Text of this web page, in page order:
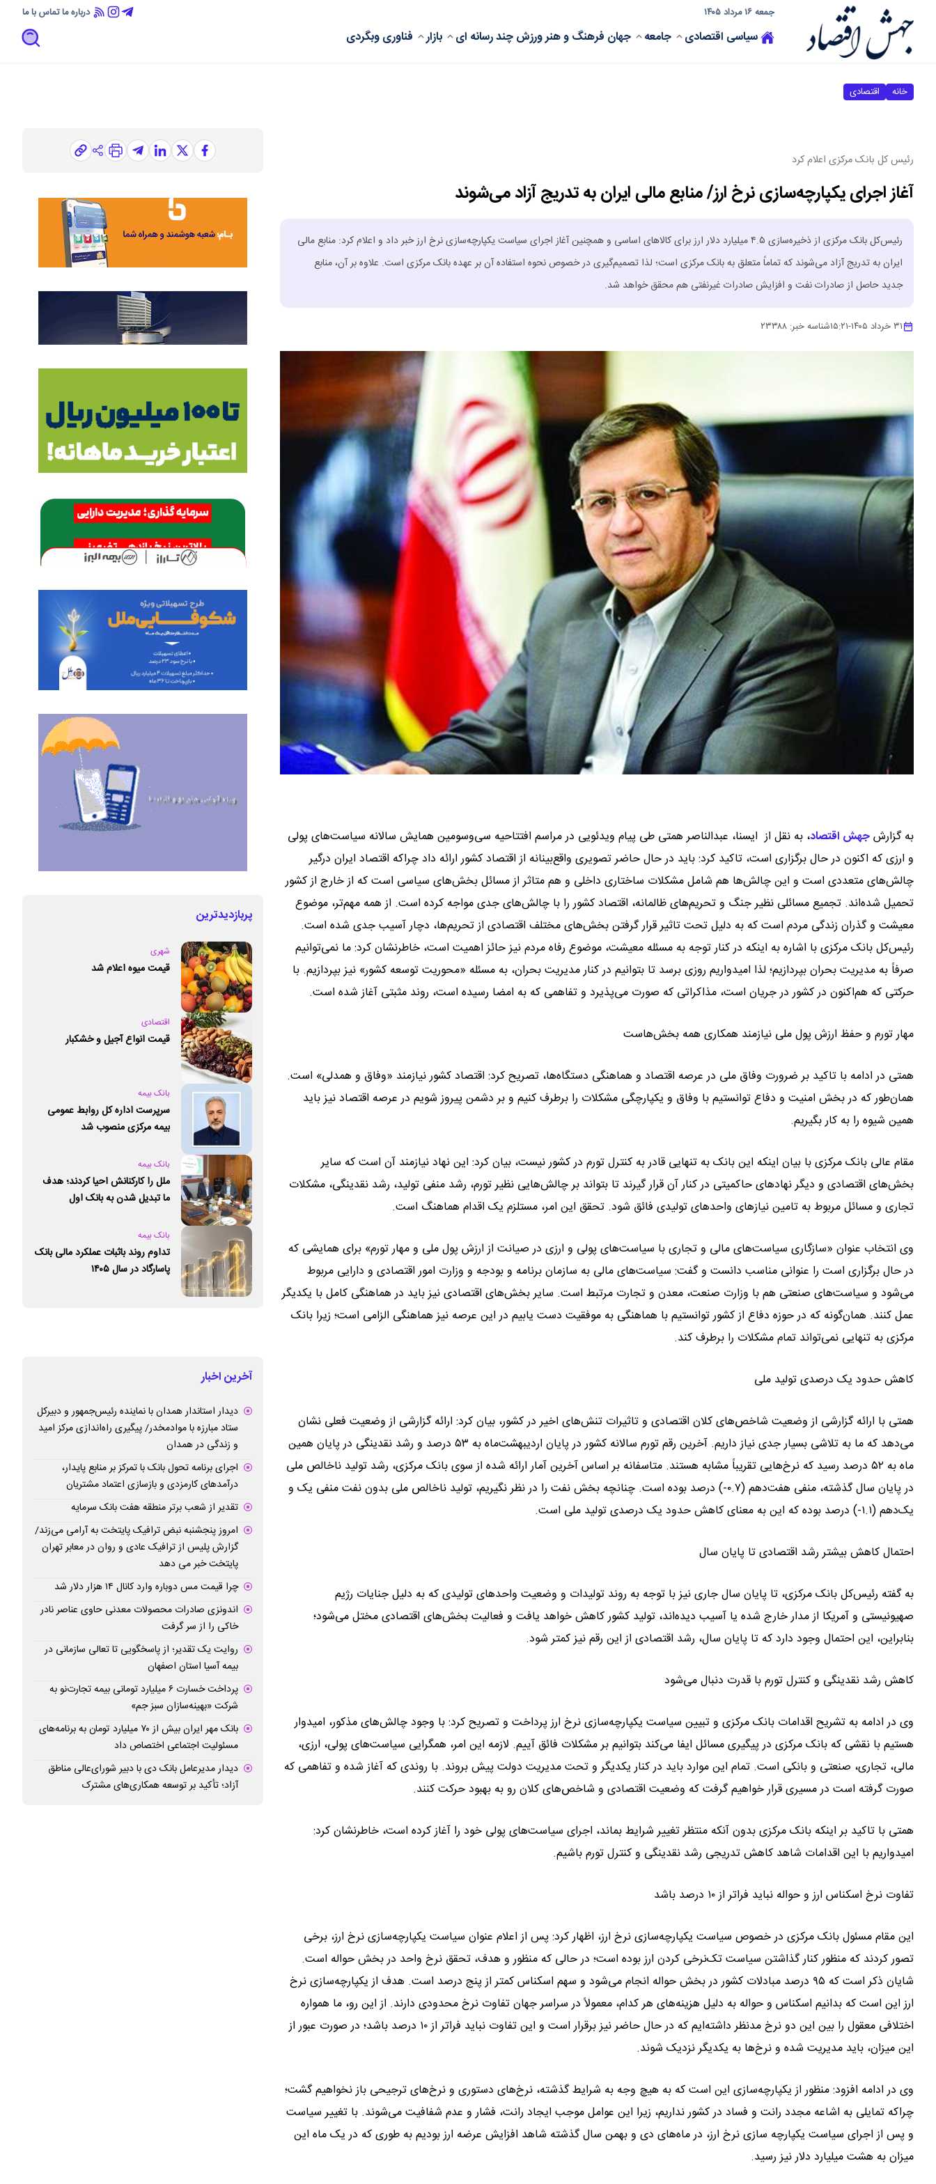
جمعه ۱۶ مرداد ۱۴۰۵ درباره ماتماس با ما
سیاسی اقتصادی جامعه جهان فرهنگ و هنرورزشچند رسانه ای بازار فناوریوبگردی
خانه اقتصادی
رئیس‌ کل بانک مرکزی اعلام کرد
آغاز اجرای یکپارچه‌سازی نرخ ارز/ منابع مالی ایران به تدریج آزاد می‌شوند
رئیس‌کل بانک مرکزی از ذخیره‌سازی ۴.۵ میلیارد دلار ارز برای کالاهای اساسی و همچنین آغاز اجرای سیاست یکپارچه‌سازی نرخ ارز خبر داد و اعلام کرد: منابع مالی
ایران به تدریج آزاد می‌شوند که تماماً متعلق به بانک مرکزی است؛ لذا تصمیم‌گیری در خصوص نحوه استفاده آن بر عهده بانک مرکزی است. علاوه بر آن، منابع
جدید حاصل از صادرات نفت و افزایش صادرات غیرنفتی هم محقق خواهد شد.
۳۱ خرداد ۱۴۰۵ -۱۵:۲۱شناسه خبر: ۲۳۳۸۸
به گزارشجهش اقتصاد، به نقل از ایسنا، عبدالناصر همتی طی پیام ویدئویی در مراسم افتتاحیه سی‌وسومین همایش سالانه سیاست‌های پولی
و ارزی که اکنون در حال برگزاری است، تاکید کرد: باید در حال حاضر تصویری واقع‌بینانه از اقتصاد کشور ارائه داد چراکه اقتصاد ایران درگیر
چالش‌های متعددی است و این چالش‌ها هم شامل مشکلات ساختاری داخلی و هم متاثر از مسائل بخش‌های سیاسی است که از خارج از کشور
تحمیل شده‌اند. تجمیع مسائلی نظیر جنگ و تحریم‌های ظالمانه، اقتصاد کشور را با چالش‌های جدی مواجه کرده است. از همه مهم‌تر، موضوع
معیشت و گذران زندگی مردم است که به دلیل تحت تاثیر قرار گرفتن بخش‌های مختلف اقتصادی از تحریم‌ها، دچار آسیب جدی شده است.
رئیس‌کل بانک مرکزی با اشاره به اینکه در کنار توجه به مسئله معیشت، موضوع رفاه مردم نیز حائز اهمیت است، خاطرنشان کرد: ما نمی‌توانیم
صرفاً به مدیریت بحران بپردازیم؛ لذا امیدواریم روزی برسد تا بتوانیم در کنار مدیریت بحران، به مسئله «محوریت توسعه کشور» نیز بپردازیم. با
حرکتی که هم‌اکنون در کشور در جریان است، مذاکراتی که صورت می‌پذیرد و تفاهمی که به امضا رسیده است، روند مثبتی آغاز شده است.
مهار تورم و حفظ ارزش پول ملی نیازمند همکاری همه بخش‌هاست
همتی در ادامه با تاکید بر ضرورت وفاق ملی در عرصه اقتصاد و هماهنگی دستگاه‌ها، تصریح کرد: اقتصاد کشور نیازمند «وفاق و همدلی» است.
همان‌طور که در بخش امنیت و دفاع توانستیم با وفاق و یکپارچگی مشکلات را برطرف کنیم و بر دشمن پیروز شویم در عرصه اقتصاد نیز باید
همین شیوه را به کار بگیریم.
مقام عالی بانک مرکزی با بیان اینکه این بانک به تنهایی قادر به کنترل تورم در کشور نیست، بیان کرد: این نهاد نیازمند آن است که سایر
بخش‌های اقتصادی و دیگر نهادهای حاکمیتی در کنار آن قرار گیرند تا بتواند بر چالش‌هایی نظیر تورم، رشد منفی تولید، رشد نقدینگی، مشکلات
تجاری و مسائل مربوط به تامین نیازهای واحدهای تولیدی فائق شود. تحقق این امر، مستلزم یک اقدام هماهنگ است.
وی انتخاب عنوان «سازگاری سیاست‌های مالی و تجاری با سیاست‌های پولی و ارزی در صیانت از ارزش پول ملی و مهار تورم» برای همایشی که
در حال برگزاری است را عنوانی مناسب دانست و گفت: سیاست‌های مالی به سازمان برنامه و بودجه و وزارت امور اقتصادی و دارایی مربوط
می‌شود و سیاست‌های صنعتی هم با وزارت صنعت، معدن و تجارت مرتبط است. سایر بخش‌های اقتصادی نیز باید در هماهنگی کامل با یکدیگر
عمل کنند. همان‌گونه که در حوزه دفاع از کشور توانستیم با هماهنگی به موفقیت دست یابیم در این عرصه نیز هماهنگی الزامی است؛ زیرا بانک
مرکزی به تنهایی نمی‌تواند تمام مشکلات را برطرف کند.
کاهش حدود یک درصدی تولید ملی
همتی با ارائه گزارشی از وضعیت شاخص‌های کلان اقتصادی و تاثیرات تنش‌های اخیر در کشور، بیان کرد: ارائه گزارشی از وضعیت فعلی نشان
می‌دهد که ما به تلاشی بسیار جدی نیاز داریم. آخرین رقم تورم سالانه کشور در پایان اردیبهشت‌ماه به ۵۳ درصد و رشد نقدینگی در پایان همین
ماه به ۵۲ درصد رسید که نرخ‌هایی تقریباً مشابه هستند. متاسفانه بر اساس آخرین آمار ارائه شده از سوی بانک مرکزی، رشد تولید ناخالص ملی
در پایان سال گذشته، منفی هفت‌دهم (۰.۷-) درصد بوده است. چنانچه بخش نفت را در نظر نگیریم، تولید ناخالص ملی بدون نفت منفی یک و
یک‌دهم (۱.۱-) درصد بوده که این به معنای کاهش حدود یک درصدی تولید ملی است.
احتمال کاهش بیشتر رشد اقتصادی تا پایان سال
به گفته رئیس‌کل بانک مرکزی، تا پایان سال جاری نیز با توجه به روند تولیدات و وضعیت واحدهای تولیدی که به دلیل جنایات رژیم
صهیونیستی و آمریکا از مدار خارج شده یا آسیب دیده‌اند، تولید کشور کاهش خواهد یافت و فعالیت بخش‌های اقتصادی مختل می‌شود؛
بنابراین، این احتمال وجود دارد که تا پایان سال، رشد اقتصادی از این رقم نیز کمتر شود.
کاهش رشد نقدینگی و کنترل تورم با قدرت دنبال می‌شود
وی در ادامه به تشریح اقدامات بانک مرکزی و تبیین سیاست یکپارچه‌سازی نرخ ارز پرداخت و تصریح کرد: با وجود چالش‌های مذکور، امیدوار
هستیم با نقشی که بانک مرکزی در پیگیری مسائل ایفا می‌کند بتوانیم بر مشکلات فائق آییم. لازمه این امر، همگرایی سیاست‌های پولی، ارزی،
مالی، تجاری، صنعتی و بانکی است. تمام این موارد باید در کنار یکدیگر و تحت مدیریت دولت پیش بروند. با روندی که آغاز شده و تفاهمی که
صورت گرفته است در مسیری قرار خواهیم گرفت که وضعیت اقتصادی و شاخص‌های کلان رو به بهبود حرکت کنند.
همتی با تاکید بر اینکه بانک مرکزی بدون آنکه منتظر تغییر شرایط بماند، اجرای سیاست‌های پولی خود را آغاز کرده است، خاطرنشان کرد:
امیدواریم با این اقدامات شاهد کاهش تدریجی رشد نقدینگی و کنترل تورم باشیم.
تفاوت نرخ اسکناس ارز و حواله نباید فراتر از ۱۰ درصد باشد
این مقام مسئول بانک مرکزی در خصوص سیاست یکپارچه‌سازی نرخ ارز، اظهار کرد: پس از اعلام عنوان سیاست یکپارچه‌سازی نرخ ارز، برخی
تصور کردند که منظور کنار گذاشتن سیاست تک‌نرخی کردن ارز بوده است؛ در حالی که منظور و هدف، تحقق نرخ واحد در بخش حواله است.
شایان ذکر است که ۹۵ درصد مبادلات کشور در بخش حواله انجام می‌شود و سهم اسکناس کمتر از پنج درصد است. هدف از یکپارچه‌سازی نرخ
ارز این است که بدانیم اسکناس و حواله به دلیل هزینه‌های هر کدام، معمولاً در سراسر جهان تفاوت نرخ محدودی دارند. از این رو، ما همواره
اختلافی معقول را بین این دو نرخ مدنظر داشته‌ایم که در حال حاضر نیز برقرار است و این تفاوت نباید فراتر از ۱۰ درصد باشد؛ در صورت عبور از
این میزان، باید مدیریت شده و نرخ‌ها به یکدیگر نزدیک شوند.
وی در ادامه افزود: منظور از یکپارچه‌سازی این است که به هیچ وجه به شرایط گذشته، نرخ‌های دستوری و نرخ‌های ترجیحی باز نخواهیم گشت؛
چراکه تمایلی به اشاعه مجدد رانت و فساد در کشور نداریم، زیرا این عوامل موجب ایجاد رانت، فشار و عدم شفافیت می‌شوند. با تغییر سیاست
و پس از اجرای سیاست یکپارچه سازی نرخ ارز، در ماه‌های دی و بهمن سال گذشته شاهد افزایش عرضه ارز بودیم به طوری که در یک ماه این
میزان به هشت میلیارد دلار نیز رسید.
پربازدیدترین
شهری
قیمت میوه اعلام شد
اقتصادی
قیمت انواع آجیل و خشکبار
بانک بیمه
سرپرست اداره کل روابط عمومی
بیمه مرکزی منصوب شد
بانک بیمه
ملل را کارکنانش احیا کردند؛ هدف
ما تبدیل شدن به بانک اول
بانک بیمه
تداوم روند باثبات عملکرد مالی بانک
پاسارگاد در سال ۱۴۰۵
آخرین اخبار
دیدار استاندار همدان با نماینده رئیس‌جمهور و دبیرکل
ستاد مبارزه با موادمخدر/ پیگیری راه‌اندازی مرکز امید
و زندگی در همدان
اجرای برنامه تحول بانک با تمرکز بر منابع پایدار،
درآمدهای کارمزدی و بازسازی اعتماد مشتریان
تقدیر از شعب برتر منطقه هفت بانک سرمایه
امروز پنجشنبه نبض ترافیک پایتخت به آرامی می‌زند/
گزارش پلیس از ترافیک عادی و روان در معابر تهران
پایتخت خبر می دهد
چرا قیمت مس دوباره وارد کانال ۱۴ هزار دلار شد
اندونزی صادرات محصولات معدنی حاوی عناصر نادر
خاکی را از سر گرفت
روایت یک تقدیر؛ از پاسخگویی تا تعالی سازمانی در
بیمه آسیا استان اصفهان
پرداخت خسارت ۶ میلیارد تومانی بیمه تجارت‌نو به
شرکت «بهینه‌سازان سبز جم»
بانک مهر ایران بیش از ۷۰ میلیارد تومان به برنامه‌های
مسئولیت اجتماعی اختصاص داد
دیدار مدیرعامل بانک دی با دبیر شورای‌عالی مناطق
آزاد؛ تأکید بر توسعه همکاری‌های مشترک